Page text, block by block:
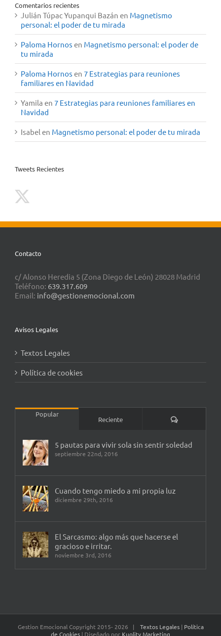
Comentarios recientes
Julián Túpac Yupanqui Bazán en Magnetismo
personal: el poder de tu mirada
Paloma Hornos en Magnetismo personal: el poder de
tu mirada
Paloma Hornos en 7 Estrategias para reuniones
familiares en Navidad
Yamila en 7 Estrategias para reuniones familiares en
Navidad
Isabel en Magnetismo personal: el poder de tu mirada
Tweets Recientes
Contacto
c/ Alonso Heredia 5 (Zona Diego de León) 28028 Madrid
Teléfono: 639.317.609
Email: info@gestionemocional.com
Avisos Legales
Textos Legales
Política de cookies
Popular
Reciente Comentarios
5 pautas para vivir sola sin sentir soledad
septiembre 22nd, 2016
Cuando tengo miedo a mi propia luz
diciembre 29th, 2016
El Sarcasmo: algo más que hacerse el
gracioso e irritar.
noviembre 3rd, 2016
Gestion Emocional Copyright 2015- 2026 | Textos Legales | Política
de Cookies | Diseñado por Kuolity Marketing